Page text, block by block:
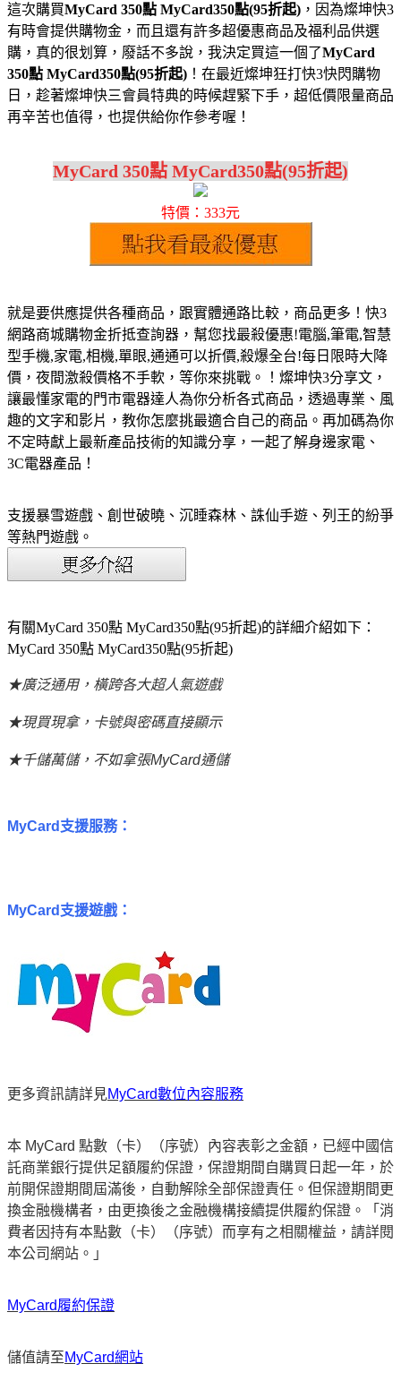
這次購買MyCard 350點 MyCard350點(95折起) ，因為燦坤快3
有時會提供購物金，而且還有許多超優惠商品及福利品供選
購，真的很划算，廢話不多說，我決定買這一個了MyCard
350點 MyCard350點(95折起) ！在最近燦坤狂打快3快閃購物
日，趁著燦坤快三會員特典的時候趕緊下手，超低價限量商品
再辛苦也值得，也提供給你作參考喔！
MyCard 350點 MyCard350點(95折起)
特價：333元
就是要供應提供各種商品，跟實體通路比較，商品更多！快3
網路商城購物金折抵查詢器，幫您找最殺優惠!電腦,筆電,智慧
型手機,家電,相機,單眼,通通可以折價,殺爆全台!每日限時大降
價，夜間激殺價格不手軟，等你來挑戰。！燦坤快3分享文，
讓最懂家電的門市電器達人為你分析各式商品，透過專業、風
趣的文字和影片，教你怎麼挑最適合自己的商品。再加碼為你
不定時獻上最新產品技術的知識分享，一起了解身邊家電、
3C電器產品！
支援暴雪遊戲、創世破曉、沉睡森林、誅仙手遊、列王的紛爭
等熱門遊戲。
有關MyCard 350點 MyCard350點(95折起)的詳細介紹如下：
MyCard 350點 MyCard350點(95折起)
★廣泛通用，橫跨各大超人氣遊戲
★現買現拿，卡號與密碼直接顯示
★千儲萬儲，不如拿張MyCard通儲
MyCard支援服務：
MyCard支援遊戲：
更多資訊請詳見MyCard數位內容服務
本 MyCard 點數（卡）（序號）內容表彰之金額，已經中國信
託商業銀行提供足額履約保證，保證期間自購買日起一年，於
前開保證期間屆滿後，自動解除全部保證責任。但保證期間更
換金融機構者，由更換後之金融機構接續提供履約保證。「消
費者因持有本點數（卡）（序號）而享有之相關權益，請詳閱
本公司網站。」
MyCard履約保證
儲值請至MyCard網站